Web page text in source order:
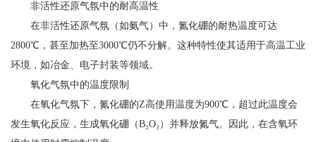
非活性还原气氛中的耐高温性
在非活性还原气氛（如氨气）中，氮化硼的耐热温度可达
2800℃，甚至加热至3000℃仍不分解。这种特性使其适用于高温工业
环境，如冶金、电子封装等领域。
氧化气氛中的温度限制
在氧化气氛下，氮化硼的Z高使用温度为900℃，超过此温度会
发生氧化反应，生成氧化硼（B₂O₃）并释放氮气。因此，在含氧环